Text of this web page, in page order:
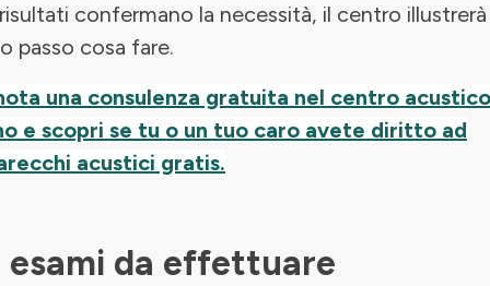
confermano la necessità, il centro illustrerà
passo cosa fare.
una consulenza gratuita nel centro
e scopri se tu o un tuo caro avete diritto ad
acustici gratis.
esami da effettuare